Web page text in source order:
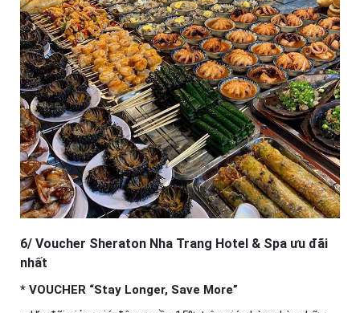
6/ Voucher Sheraton Nha Trang Hotel & Spa ưu đãi
nhất
* VOUCHER “Stay Longer, Save More”